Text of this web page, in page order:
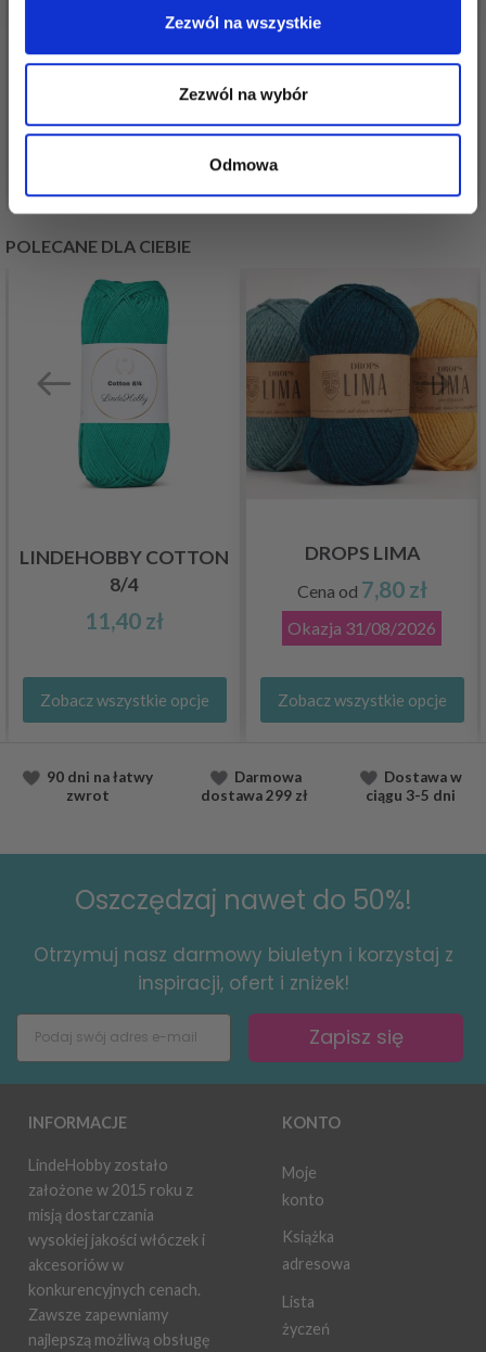
Zezwól na wszystkie
Zezwól na wybór
Odmowa
DROPS BABY MERINO
Cena od15,30 zł
DROPS BRUSHED
12,60 zł
Zobacz wszystkie opcje
POLECANE DLA CIEBIE
LINDEHOBBY COTTON
8/4
11,40 zł
Zobacz wszystkie opcje
DROPS LIMA
Cena od 7,80 zł
Okazja 31/08/2026
Zobacz wszystkie opcje
90 dni na łatwy
zwrot
Darmowa
dostawa299 zł
Dostawaw
ciągu 3-5 dni
Oszczędzaj nawet do 50%!
Otrzymuj nasz darmowy biuletyn i korzystaj z
inspiracji, ofert i zniżek!
Zapisz się
INFORMACJE
LindeHobby zostało
założone w 2015 roku z
misją dostarczania
wysokiej jakości włóczek i
akcesoriów w
konkurencyjnych cenach.
Zawsze zapewniamy
najlepszą możliwą obsługę
KONTO
Moje
konto
Książka
adresowa
Lista
życzeń